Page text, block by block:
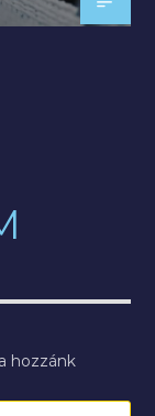
hozzánk